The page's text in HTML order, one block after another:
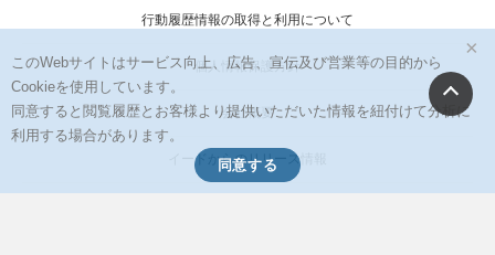
行動履歴情報の取得と利用について
個人情報保護方針
会社概要
イードからのリリース情報
このWebサイトはサービス向上、広告、宣伝及び営業等の目的から
Cookieを使用しています。
同意すると閲覧履歴とお客様より提供いただいた情報を紐付けて分析に
利用する場合があります。
同意する
×